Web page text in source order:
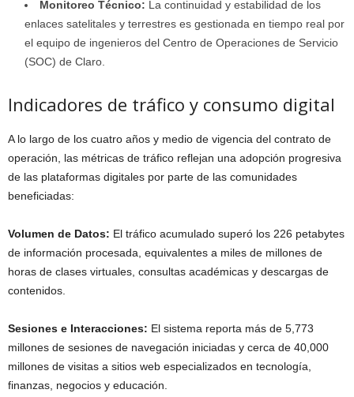
Monitoreo Técnico: La continuidad y estabilidad de los
enlaces satelitales y terrestres es gestionada en tiempo real por
el equipo de ingenieros del Centro de Operaciones de Servicio
(SOC) de Claro.
Indicadores de tráfico y consumo digital
A lo largo de los cuatro años y medio de vigencia del contrato de
operación, las métricas de tráfico reflejan una adopción progresiva
de las plataformas digitales por parte de las comunidades
beneficiadas:
Volumen de Datos: El tráfico acumulado superó los 226 petabytes
de información procesada, equivalentes a miles de millones de
horas de clases virtuales, consultas académicas y descargas de
contenidos.
Sesiones e Interacciones: El sistema reporta más de 5,773
millones de sesiones de navegación iniciadas y cerca de 40,000
millones de visitas a sitios web especializados en tecnología,
finanzas, negocios y educación.